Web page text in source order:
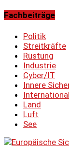
Fachbeiträge
Politik
Streitkräfte
Rüstung
Industrie
Cyber/IT
Innere
International
Land
Luft
See